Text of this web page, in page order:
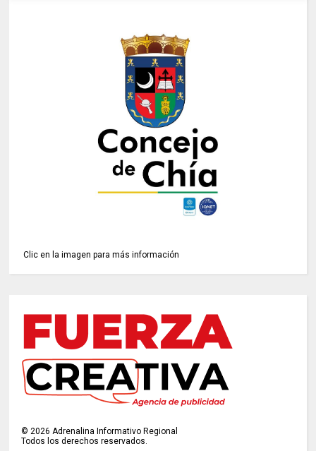
Clic en la imagen para más información
©2026 Adrenalina Informativo Regional
Todos los derechos reservados.